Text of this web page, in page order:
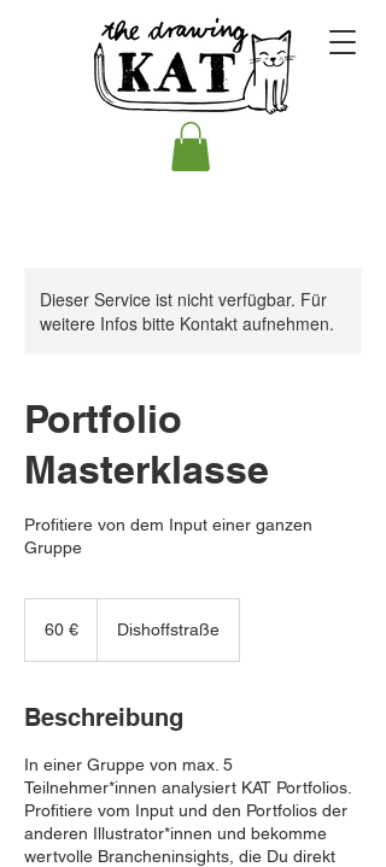
Dieser Service ist nicht verfügbar. Für
weitere Infos bitte Kontakt aufnehmen.
Portfolio
Masterklasse
Profitiere von dem Input einer ganzen
Gruppe
60 € Dishoffstraße
Beschreibung
In einer Gruppe von max. 5
Teilnehmer*innen analysiert KAT Portfolios.
Profitiere vom Input und den Portfolios der
anderen Illustrator*innen und bekomme
wertvolle Brancheninsights, die Du direkt